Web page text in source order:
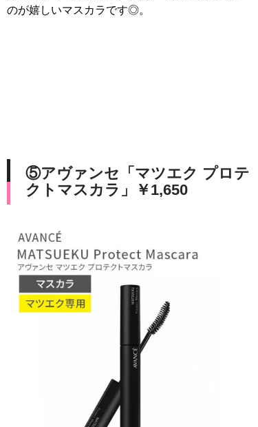
のが嬉しいマスカラです◎。
⑤アヴァンセ「マツエク プロテ
クトマスカラ」￥1,650